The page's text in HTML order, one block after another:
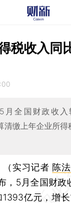
税收入同
月全国财政收入
清缴上年企业所
（实习记者 陈
，5月全国财政
亿元，增长